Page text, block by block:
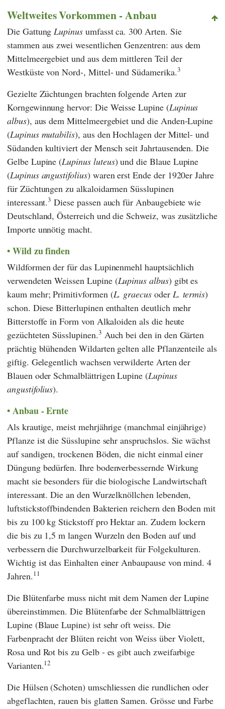
Weltweites Vorkommen - Anbau
Die Gattung Lupinusumfasst ca. 300 Arten. Sie
stammen aus zwei wesentlichen Genzentren: aus dem
Mittelmeergebiet und aus dem mittleren Teil der
Westküste von Nord-, Mittel- und Südamerika.3
Gezielte Züchtungen brachten folgende Arten zur
Korngewinnung hervor: Die Weisse Lupine (Lupinus
albus), aus dem Mittelmeergebiet und die Anden-Lupine
(Lupinus mutabilis), aus den Hochlagen der Mittel- und
Südanden kultiviert der Mensch seit Jahrtausenden. Die
Gelbe Lupine (Lupinus luteus) und die Blaue Lupine
(Lupinus angustifolius) waren erst Ende der 1920er Jahre
für Züchtungen zu alkaloidarmen Süsslupinen
interessant.3 Diese passen auch für Anbaugebiete wie
Deutschland, Österreich und die Schweiz, was zusätzliche
Importe unnötig macht.
Wild zu finden
Wildformen der für das Lupinenmehl hauptsächlich
verwendeten Weissen Lupine (Lupinus albus) gibt es
kaum mehr; Primitivformen (L. graecus oder L. termis)
schon. Diese Bitterlupinen enthalten deutlich mehr
Bitterstoffe in Form von Alkaloiden als die heute
gezüchteten Süsslupinen.3 Auch bei den in den Gärten
prächtig blühenden Wildarten gelten alle Pflanzenteile als
giftig. Gelegentlich wachsen verwilderte Arten der
Blauen oder Schmalblättrigen Lupine (Lupinus
angustifolius).
Anbau - Ernte
Als krautige, meist mehrjährige (manchmal einjährige)
Pflanze ist die Süsslupine sehr anspruchslos. Sie wächst
auf sandigen, trockenen Böden, die nicht einmal einer
Düngung bedürfen. Ihre bodenverbessernde Wirkung
macht sie besonders für die biologische Landwirtschaft
interessant. Die an den Wurzelknöllchen lebenden,
luftstickstoffbindenden Bakterien reichern den Boden mit
bis zu 100 kg Stickstoff pro Hektar an. Zudem lockern
die bis zu 1,5 m langen Wurzeln den Boden auf und
verbessern die Durchwurzelbarkeit für Folgekulturen.
Wichtig ist das Einhalten einer Anbaupause von mind. 4
Jahren.11
Die Blütenfarbe muss nicht mit dem Namen der Lupine
übereinstimmen. Die Blütenfarbe der Schmalblättrigen
Lupine (Blaue Lupine) ist sehr oft weiss. Die
Farbenpracht der Blüten reicht von Weiss über Violett,
Rosa und Rot bis zu Gelb - es gibt auch zweifarbige
Varianten.12
Die Hülsen (Schoten) umschliessen die rundlichen oder
abgeflachten, rauen bis glatten Samen. Grösse und Farbe